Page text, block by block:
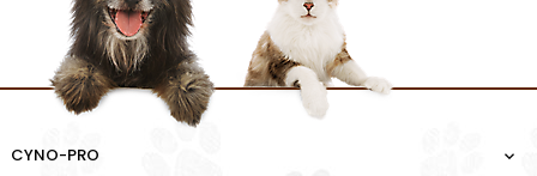
CYNO-PRO 